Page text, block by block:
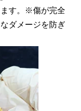
ます。※傷が完全
ダメージを防ぎ